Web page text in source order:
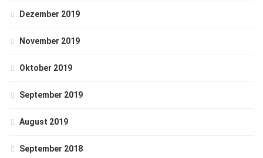
Dezember 2019
November 2019
Oktober 2019
September 2019
August 2019
September 2018